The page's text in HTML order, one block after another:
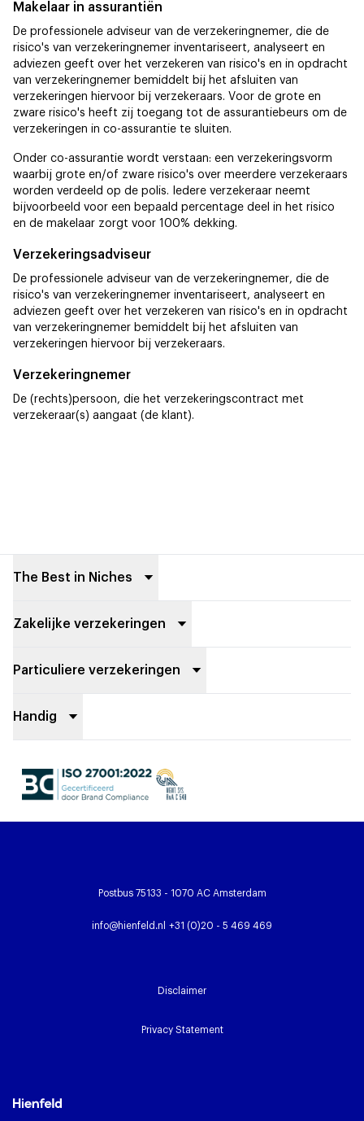
Makelaar in assurantiën
De professionele adviseur van de verzekeringnemer, die de
risico's van verzekeringnemer inventariseert, analyseert en
adviezen geeft over het verzekeren van risico's en in opdracht
van verzekeringnemer bemiddelt bij het afsluiten van
verzekeringen hiervoor bij verzekeraars. Voor de grote en
zware risico's heeft zij toegang tot de assurantiebeurs om de
verzekeringen in co-assurantie te sluiten.
Onder co-assurantie wordt verstaan: een verzekeringsvorm
waarbij grote en/of zware risico's over meerdere verzekeraars
worden verdeeld op de polis. Iedere verzekeraar neemt
bijvoorbeeld voor een bepaald percentage deel in het risico
en de makelaar zorgt voor 100% dekking.
Verzekeringsadviseur
De professionele adviseur van de verzekeringnemer, die de
risico's van verzekeringnemer inventariseert, analyseert en
adviezen geeft over het verzekeren van risico's en in opdracht
van verzekeringnemer bemiddelt bij het afsluiten van
verzekeringen hiervoor bij verzekeraars.
Verzekeringnemer
De (rechts)persoon, die het verzekeringscontract met
verzekeraar(s) aangaat (de klant).
The Best in Niches
Zakelijke verzekeringen
Particuliere verzekeringen
Handig
Postbus 75133 - 1070 AC Amsterdam
info@hienfeld.nl +31 (0)20 - 5 469 469
Disclaimer
Privacy Statement